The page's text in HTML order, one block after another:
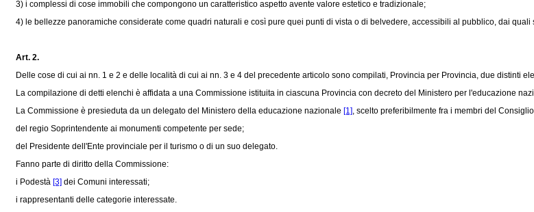
3) i complessi di cose immobili che compongono un caratteristico aspetto avente valore estetico e tradizionale;
4) le bellezze panoramiche considerate come quadri naturali e così pure quei punti di vista o di belvedere, accessibili al pubblico, dai
Art. 2.
Delle cose di cui ai nn. 1 e 2 e delle località di cui ai nn. 3 e 4 del precedente articolo sono compilati, Provincia per Provincia, due distinti
La compilazione di detti elenchi è affidata a una Commissione istituita in ciascuna Provincia con decreto del Ministero per l'educazione
La Commissione è presieduta da un delegato del Ministero della educazione nazionale [1], scelto preferibilmente fra i membri del
del regio Soprintendente ai monumenti competente per sede;
del Presidente dell'Ente provinciale per il turismo o di un suo delegato.
Fanno parte di diritto della Commissione:
i Podestà [3] dei Comuni interessati;
i rappresentanti delle categorie interessate.